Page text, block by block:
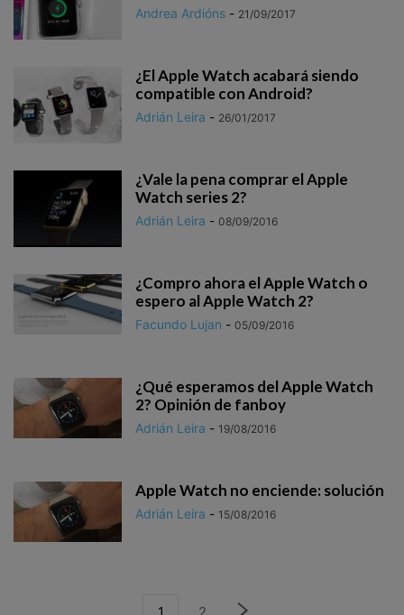
Andrea Ardións - 21/09/2017
¿El Apple Watch acabará siendo
compatible con Android?
Adrián Leira - 26/01/2017
¿Vale la pena comprar el Apple
Watch series 2?
Adrián Leira - 08/09/2016
¿Compro ahora el Apple Watch o
espero al Apple Watch 2?
Facundo Lujan - 05/09/2016
¿Qué esperamos del Apple Watch
2? Opinión de fanboy
Adrián Leira - 19/08/2016
Apple Watch no enciende: solución
Adrián Leira - 15/08/2016